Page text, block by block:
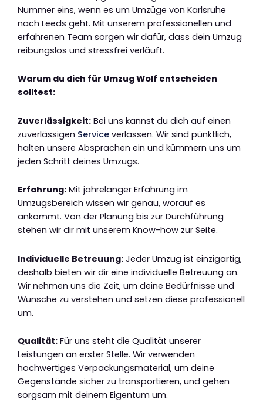
Nummer eins, wenn es um Umzüge von Karlsruhe
nach Leeds geht. Mit unserem professionellen und
erfahrenen Team sorgen wir dafür, dass dein Umzug
reibungslos und stressfrei verläuft.
Warum du dich für Umzug Wolf entscheiden
solltest:
Zuverlässigkeit: Bei uns kannst du dich auf einen
zuverlässigen Service verlassen. Wir sind pünktlich,
halten unsere Absprachen ein und kümmern uns um
jeden Schritt deines Umzugs.
Erfahrung: Mit jahrelanger Erfahrung im
Umzugsbereich wissen wir genau, worauf es
ankommt. Von der Planung bis zur Durchführung
stehen wir dir mit unserem Know-how zur Seite.
Individuelle Betreuung: Jeder Umzug ist einzigartig,
deshalb bieten wir dir eine individuelle Betreuung an.
Wir nehmen uns die Zeit, um deine Bedürfnisse und
Wünsche zu verstehen und setzen diese professionell
um.
Qualität: Für uns steht die Qualität unserer
Leistungen an erster Stelle. Wir verwenden
hochwertiges Verpackungsmaterial, um deine
Gegenstände sicher zu transportieren, und gehen
sorgsam mit deinem Eigentum um.